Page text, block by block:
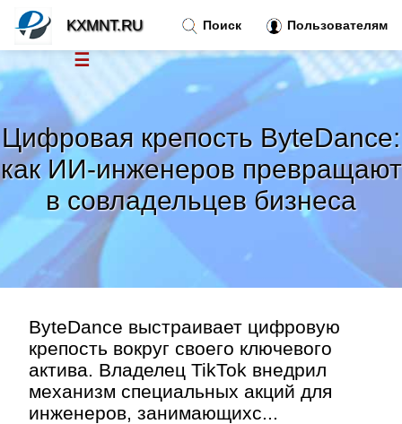
Цифровая крепость ByteDance:
как ИИ-инженеров превращают
в совладельцев бизнеса
ByteDance выстраивает цифровую
крепость вокруг своего ключевого
актива. Владелец TikTok внедрил
механизм специальных акций для
инженеров, занимающихс...
Поиск Пользователям
KXMNT.RU
☰
Новости
Тренды новостей»
Рубрики»
Правила »